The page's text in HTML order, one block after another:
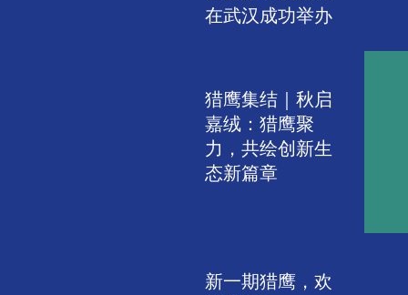
在武汉成功举办
猎鹰集结｜秋启
嘉绒：猎鹰聚
力，共绘创新生
态新篇章
新一期猎鹰，欢